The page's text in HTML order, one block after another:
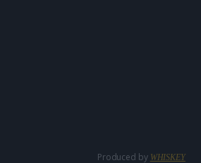
Produced by WHISKEY